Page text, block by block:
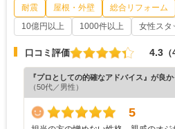
耐震 屋根・外壁 総合リフォーム
10億円以上
1000件以上 女性スタ
口コミ評価 4.3
『プロとしての的確なアドバイス』が良か
（50代／男性）
5